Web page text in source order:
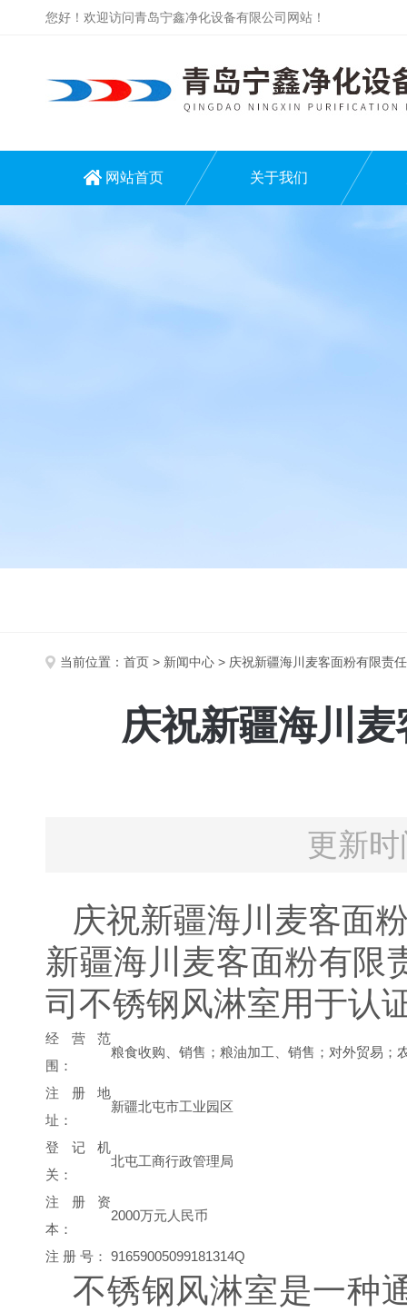
您好！欢迎访问青岛宁鑫净化设备有限公司网站！
网站首页 关于我们
当前位置： 首页 > 新闻中心 > 庆祝新疆海川麦客面粉有限责
庆祝新疆海川
更新
庆祝新疆海川麦客面
新疆海川麦客面粉有限
司不锈钢风淋室用于认
经营范
围：
粮食收购、销售；粮油加工、销售；对外贸易；
注册地
址：
新疆北屯市工业园区
登记机
关：
北屯工商行政管理局
注册资
本：
2000万元人民币
注 册 号： 91659005099181314Q
不锈钢风淋室是一种